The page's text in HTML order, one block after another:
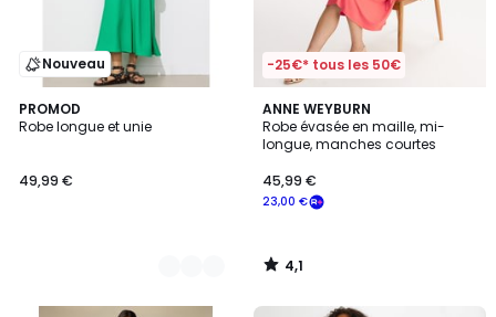
Nouveau
PROMOD
Robe longue et unie
49,99 €
2
Couleurs
-25€* tous les 50€
ANNE WEYBURN
Robe évasée en maille, mi-
longue, manches courtes
23,00 €
45,99 €
4,1
/ 5
4,1
/